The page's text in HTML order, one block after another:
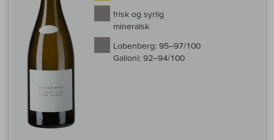
frisk og syrlig
mineralsk
Lobenberg: 95–97/100
Galloni: 92–94/100